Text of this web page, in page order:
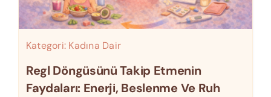
Kategori: Kadına Dair
Regl Döngüsünü Takip Etmenin
Faydaları: Enerji, Beslenme Ve Ruh